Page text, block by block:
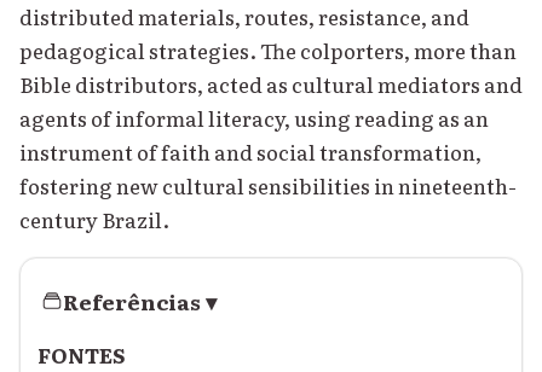
distributed materials, routes, resistance, and
pedagogical strategies. The colporters, more than
Bible distributors, acted as cultural mediators and
agents of informal literacy, using reading as an
instrument of faith and social transformation,
fostering new cultural sensibilities in nineteenth-
century Brazil.
Referências▾
FONTES